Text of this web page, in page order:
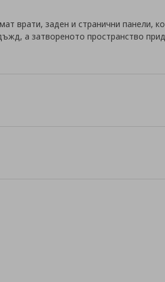
врати, заден и странични панели,
а затвореното пространство